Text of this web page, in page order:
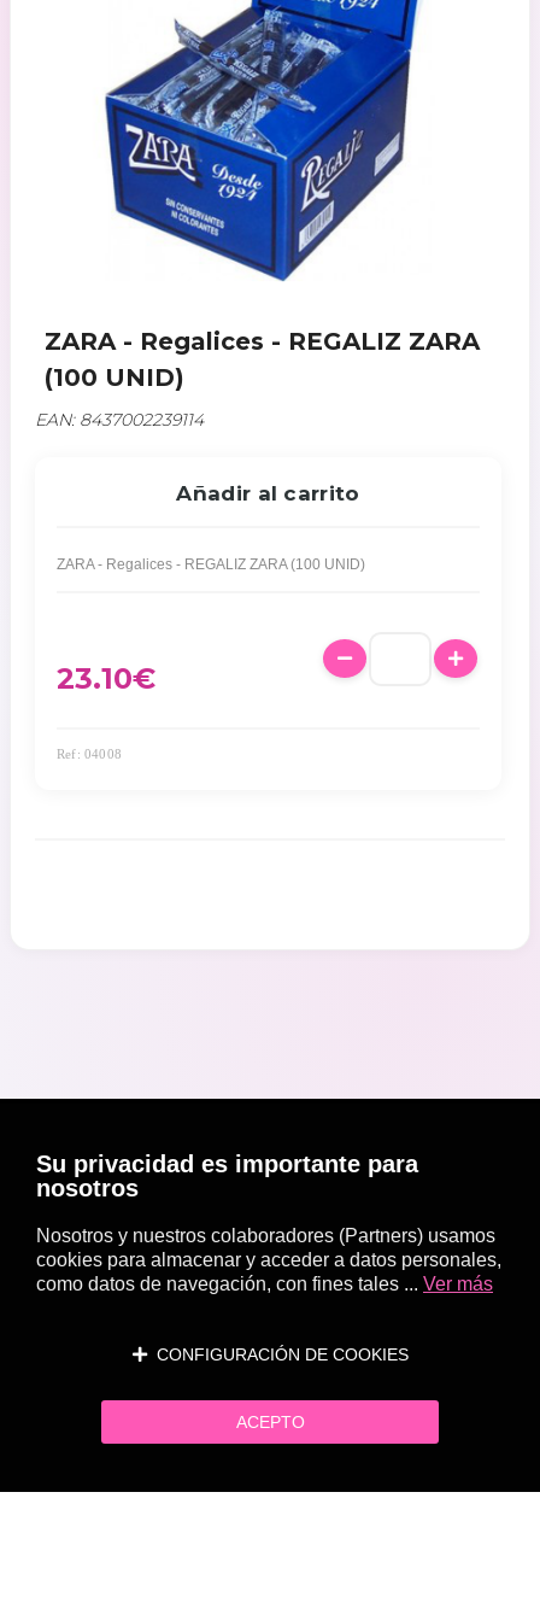
ZARA - Regalices - REGALIZ ZARA
(100 UNID)
EAN: 8437002239114
Añadir al carrito
ZARA - Regalices - REGALIZ ZARA (100 UNID)
23.10€
Ref: 04008
Su privacidad es importante para
nosotros
Nosotros y nuestros colaboradores (Partners) usamos
cookies para almacenar y acceder a datos personales,
como datos de navegación, con fines tales ... Ver más
CONFIGURACIÓN DE COOKIES
ACEPTO